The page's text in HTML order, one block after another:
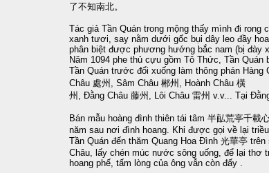
了不知南北。
Tác giả Tần Quán trong mộng thấy mình đi rong
xanh tươi, say nằm dưới gốc bụi dây leo đầy
phân biệt được phương hướng bắc nam (bị đày
Năm 1094 phe thủ cựu gồm Tô Thức, Tần Quán
Tần Quán trước đổi xuống làm thông phán Hàng
Châu 處州, Sâm Châu 郴州, Hoành Châu 橫
州, Đằng Châu 藤州, Lôi Châu 雷州 v.v... Tại
Bán mẫu hoàng đình thiên tái tâm 半畆荒亭千
năm sau nơi đình hoang. Khi được gọi về lại
Tần Quán đến thăm Quang Hoa Đình 光華亭
Châu, lấy chén múc nước sông uống, để lại thơ
hoang phế, tấm lòng của ông vẫn còn đấy .